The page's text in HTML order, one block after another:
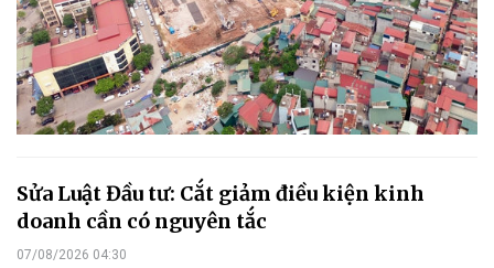
Sửa Luật Đầu tư: Cắt giảm điều kiện kinh
doanh cần có nguyên tắc
07/08/2026 04:30